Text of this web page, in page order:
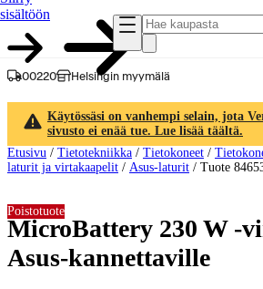
sisältöön
00220 Helsingin myymälä
Käytössäsi on vanhempi selain, jota
sivusto ei enää tue. Lue lisää täältä.
Etusivu / Tietotekniikka / Tietokoneet /
laturit ja virtakaapelit / Asus-laturit / Tuote
MicroBattery 230 W -
Asus-kannettaville
Poistotuote